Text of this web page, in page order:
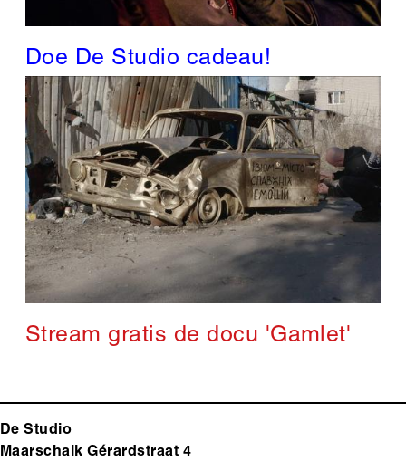
Doe De Studio cadeau!
Stream gratis de docu 'Gamlet'
De Studio
Maarschalk Gérardstraat 4